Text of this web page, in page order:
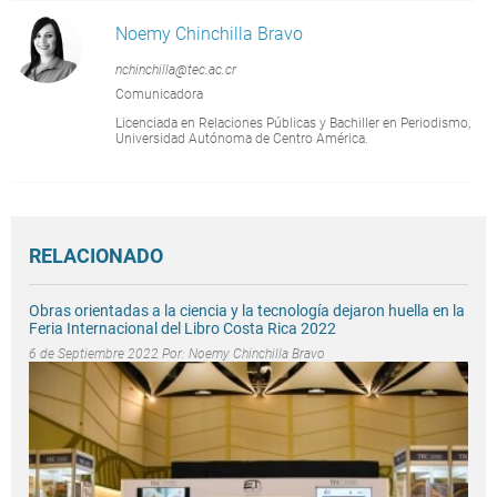
Noemy Chinchilla Bravo
nchinchilla@tec.ac.cr
Comunicadora
Licenciada en Relaciones Públicas y Bachiller en Periodismo,
Universidad Autónoma de Centro América.
RELACIONADO
Obras orientadas a la ciencia y la tecnología dejaron huella en la
Feria Internacional del Libro Costa Rica 2022
6 de Septiembre 2022 Por: Noemy Chinchilla Bravo